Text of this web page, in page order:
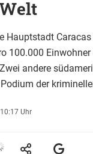
Hauptstadt
100.000
andere
der
Uhr